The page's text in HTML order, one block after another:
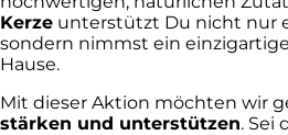
Kerze unterstützt Du nicht nur
sondern nimmst ein
Hause.
Mit dieser Aktion möchten wir
stärken und unterstützen. Sei